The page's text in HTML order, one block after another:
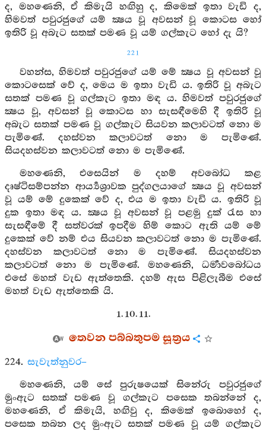
ද, මහණෙනි, ඒ කිමැයි හඟිහු ද, කිමෙක් ඉතා වැඩි ද,
හිමවත් පවුරජුගේ යම් ක්‍ෂය වූ අවසන් වූ කොටස හෝ
ඉතිරි වූ අබැට සතක් පමණ වූ යම් ගල්කැට හෝ දැ යි?
221
වහන්ස, හිමවත් පවුරජුගේ යම් මේ ක්‍ෂය වූ අවසන් වූ
කොටසෙක් වේ ද, මෙය ම ඉතා වැඩි ය. ඉතිරි වූ අබැට
සතක් පමණ වූ ගල්කැට ඉතා මඳ ය. හිමවත් පවුරජුගේ
ක්‍ෂය වූ, අවසන් වූ කොටස හා සැසඳීමෙහි දී ඉතිරි වූ
අබැට සතක් පමණ වූ ගල්කැට සියවන කලාවටත් නො ම
පැමිණේ. දහස්වන කලාවටත් නො ම පැමිණේ.
සියදහස්වන කලාවටත් නො ම පැමිණේ.
මහණෙනි, එසෙයින් ම දහම් අවබෝධ කළ
දෘෂ්ටිසම්පන්න ආර්‍ය්‍යශ්‍රාවක පුද්ගලයාගේ ක්‍ෂය වූ අවසන්
වූ යම් මේ දුකෙක් වේ ද, එය ම ඉතා වැඩි ය. ඉතිරි වූ
දුක ඉතා මඳ ය. ක්‍ෂය වූ අවසන් වූ පළමු දුක් රැස හා
සැසඳීමේ දී සත්වරක් ඉපදීම හිම් කොට ඇති යම් මේ
දුකෙක් වේ නම් එය සියවන කලාවටත් නො ම පැමිණේ.
දහස්වන කලාවටත් නො ම පැමිණේ. සියදහස්වන
කලාවටත් නො ම පැමිණේ. මහණෙනි, ධර්‍මාවබෝධය
එසේ මහත් වැඩ ඇත්තෙකි. දහම් ඇස පිළිලැබීම එසේ
මහත් වැඩ ඇත්තෙකි යි.
1. 10. 11.
තෙවන පබ්බතුපම සූත්‍රය
224. සැවැත්නුවර–
මහණෙනි, යම් සේ පුරුෂයෙක් සිනේරු පවුරජුගේ
මුංඇට සතක් පමණ වූ ගල්කැට පසෙක තබන්නේ ද,
මහණෙනි, ඒ කිමැයි, හඟිවු ද, කිමෙක් ඉබොහෝ ද,
පසෙක තබන ලද මුංඇට සතක් පමණ වූ යම් ගල්කැට